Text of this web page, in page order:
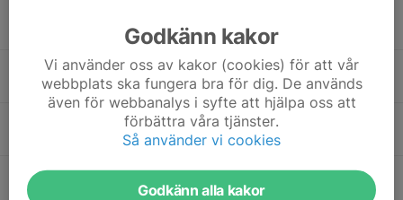
Tor
Godkänn kakor
Vi använder oss av kakor (cookies) för att vår
webbplats ska fungera bra för dig. De används
även för webbanalys i syfte att hjälpa oss att
förbättra våra tjänster.
Så använder vi cookies
Godkänn alla kakor